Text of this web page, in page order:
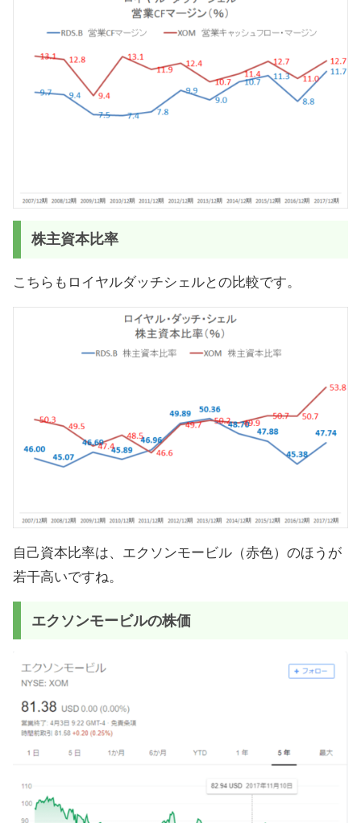
株主資本比率
こちらもロイヤルダッチシェルとの比較です。
自己資本比率は、エクソンモービル（赤色）のほうが
若干高いですね。
エクソンモービルの株価